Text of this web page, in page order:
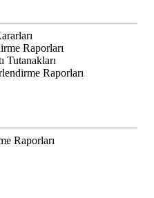
Raporları
Tutanakları
Raporları
Raporları